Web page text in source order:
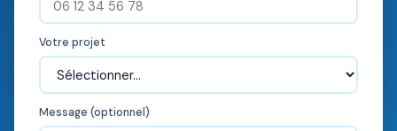
Votre projet
Message (optionnel)